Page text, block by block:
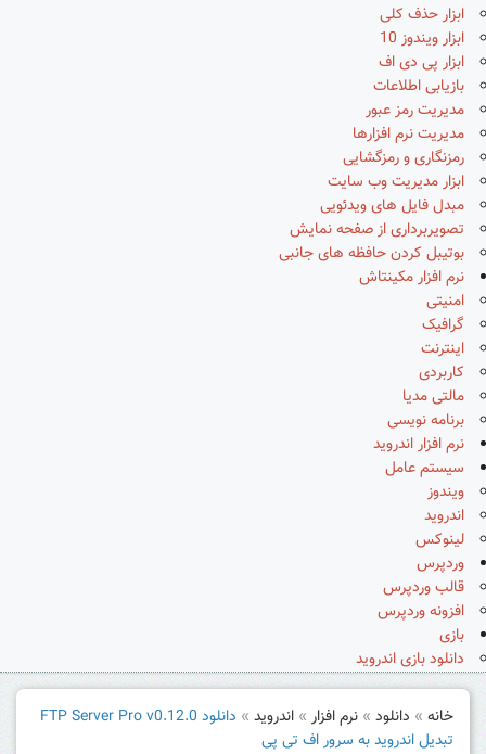
ابزار حذف کلی
ابزار ویندوز 10
ابزار پی دی اف
بازیابی اطلاعات
مدیریت رمز عبور
مدیریت نرم افزارها
رمزنگاری و رمزگشایی
ابزار مدیریت وب سایت
مبدل فایل های ویدئویی
تصویربرداری از صفحه نمایش
بوتیبل کردن حافظه های جانبی
نرم افزار مکینتاش
امنیتی
گرافیک
اینترنت
کاربردی
مالتی مدیا
برنامه نویسی
نرم افزار اندروید
سیستم عامل
ویندوز
اندروید
لینوکس
وردپرس
قالب وردپرس
افزونه وردپرس
بازی
دانلود بازی اندروید
خانه » دانلود » نرم افزار » اندروید »
دانلود FTP Server Pro v0.12.0
تبدیل اندروید به سرور اف تی پی